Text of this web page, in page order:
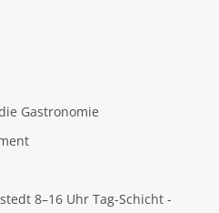
Gastronomie
8–16 Uhr Tag-Schicht -